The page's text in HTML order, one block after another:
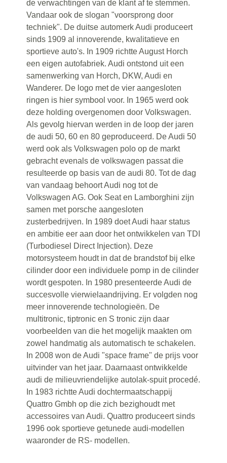
de verwachtingen van de klant af te stemmen.
Vandaar ook de slogan "voorsprong door
techniek". De duitse automerk Audi produceert
sinds 1909 al innoverende, kwalitatieve en
sportieve auto's. In 1909 richtte August Horch
een eigen autofabriek. Audi ontstond uit een
samenwerking van Horch, DKW, Audi en
Wanderer. De logo met de vier aangesloten
ringen is hier symbool voor. In 1965 werd ook
deze holding overgenomen door Volkswagen.
Als gevolg hiervan werden in de loop der jaren
de audi 50, 60 en 80 geproduceerd. De Audi 50
werd ook als Volkswagen polo op de markt
gebracht evenals de volkswagen passat die
resulteerde op basis van de audi 80. Tot de dag
van vandaag behoort Audi nog tot de
Volkswagen AG. Ook Seat en Lamborghini zijn
samen met porsche aangesloten
zusterbedrijven. In 1989 doet Audi haar status
en ambitie eer aan door het ontwikkelen van TDI
(Turbodiesel Direct Injection). Deze
motorsysteem houdt in dat de brandstof bij elke
cilinder door een individuele pomp in de cilinder
wordt gespoten. In 1980 presenteerde Audi de
succesvolle vierwielaandrijving. Er volgden nog
meer innoverende technologieën. De
multitronic, tiptronic en S tronic zijn daar
voorbeelden van die het mogelijk maakten om
zowel handmatig als automatisch te schakelen.
In 2008 won de Audi "space frame" de prijs voor
uitvinder van het jaar. Daarnaast ontwikkelde
audi de milieuvriendelijke autolak-spuit procedé.
In 1983 richtte Audi dochtermaatschappij
Quattro Gmbh op die zich bezighoudt met
accessoires van Audi. Quattro produceert sinds
1996 ook sportieve getunede audi-modellen
waaronder de RS- modellen.